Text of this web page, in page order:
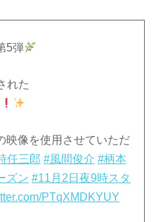
5弾
れた
映像を使用させていただ
任三郎 #風間俊介 #柄本
ズン #11月2日夜9時スタ
PTqXMDKYUY